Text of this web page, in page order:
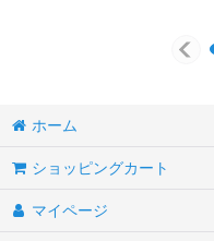
ホーム
ショッピングカート
マイページ